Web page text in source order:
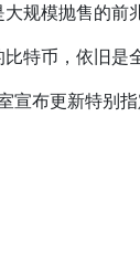
规模抛售的前兆
特币，依旧是
布更新特别